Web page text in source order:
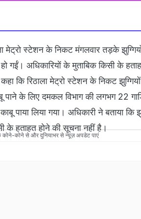
मेट्रो स्टेशन के निकट मंगलवार तड़के
गईं। अधिकारियों के मुताबिक किसी के
कि रिठाला मेट्रो स्टेशन के निकट
के लिए दमकल विभाग की लगभग 22
लिया गया। अधिकारी ने बताया कि
के हताहत होने की सूचना नहीं है।
कोने-कोने से और दुनियाभर से न्यूज़ अपडेट पाएं